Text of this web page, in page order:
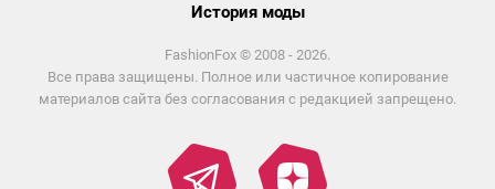
История моды
FashionFox © 2008 - 2026.
Все права защищены. Полное или частичное копирование
материалов сайта без согласования с редакцией запрещено.